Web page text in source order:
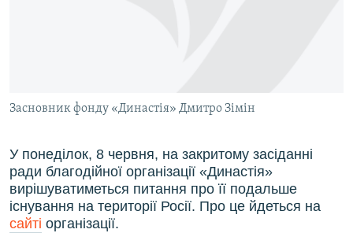
ІНФОГРАФІКА
ДОЛУЧАЙСЯ!
Усі сайти RFE/RL
Засновник фонду «Династія» Дмитро Зімін
У понеділок, 8 червня, на закритому засіданні
ради благодійної організації «Династія»
вирішуватиметься питання про її подальше
існування на території Росії. Про це йдеться на
сайті організації.